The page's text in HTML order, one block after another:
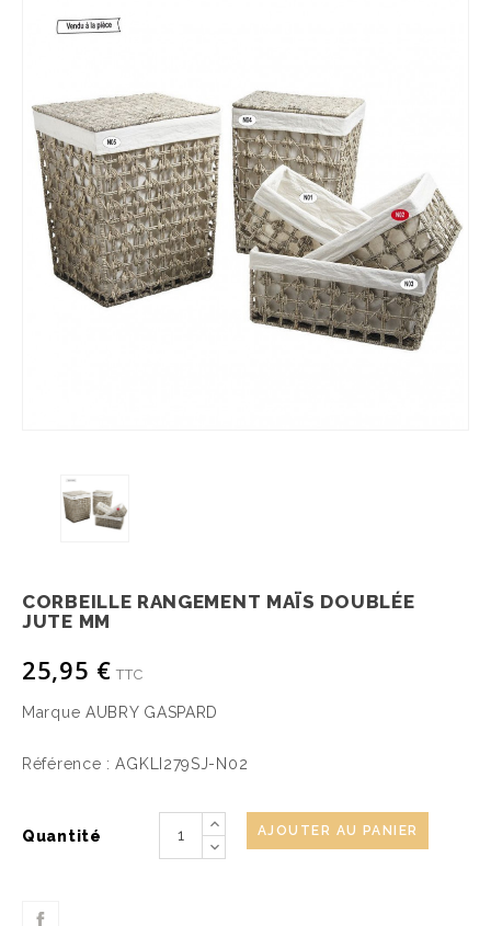
CORBEILLE RANGEMENT MAÏS DOUBLÉE
JUTE MM
25,95 € TTC
Marque AUBRY GASPARD
Référence : AGKLI279SJ-N02
Quantité AJOUTER AU PANIER